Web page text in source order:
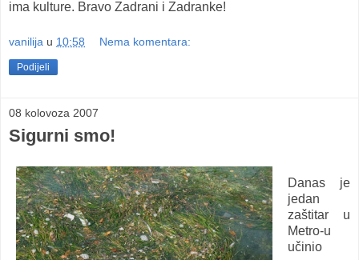
ima kulture. Bravo Zadrani i Zadranke!
vanilija u 10:58 Nema komentara:
Podijeli
08 kolovoza 2007
Sigurni smo!
Danas je
jedan
zaštitar u
Metro-u
učinio